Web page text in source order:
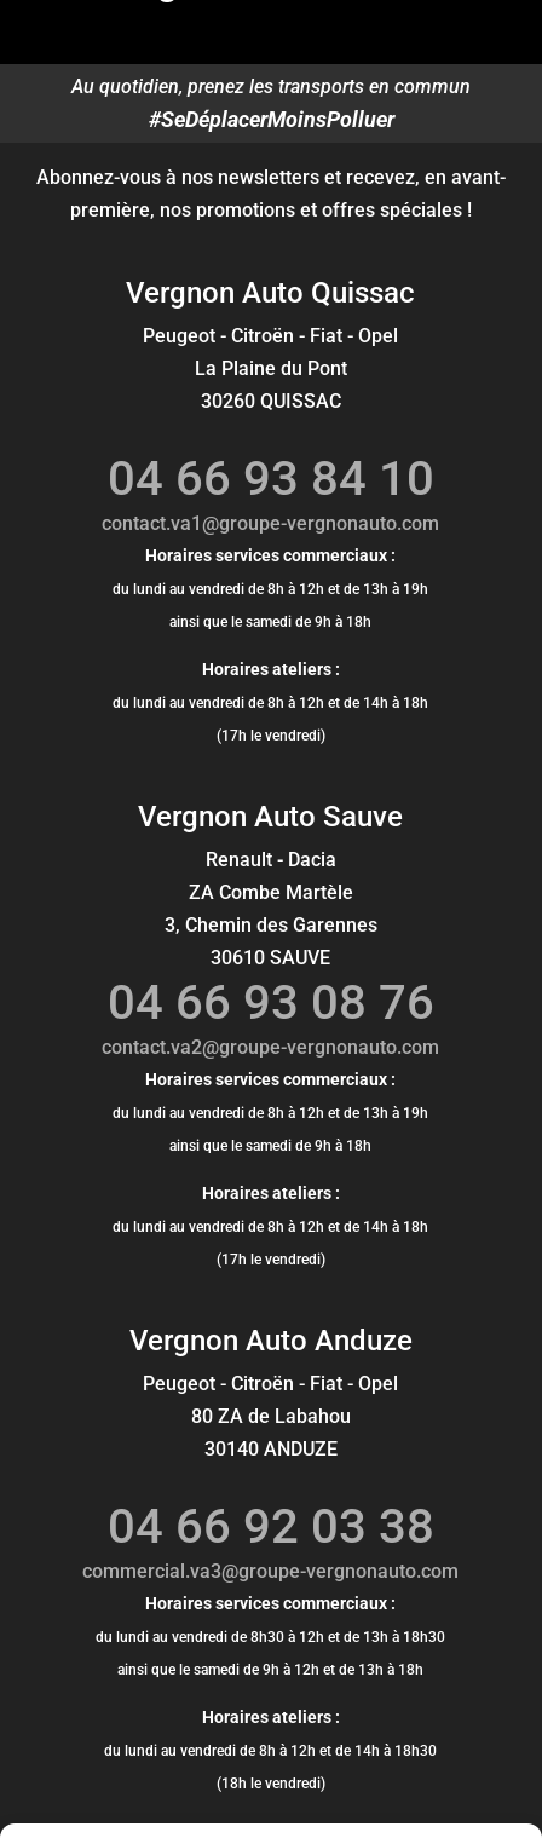
Au quotidien, prenez les transports en commun
#SeDéplacerMoinsPolluer
Abonnez-vous à nos newsletters et recevez, en avant-
première, nos promotions et offres spéciales !
Vergnon Auto Quissac
Peugeot - Citroën - Fiat - Opel
La Plaine du Pont
30260 QUISSAC
04 66 93 84 10
contact.va1@groupe-vergnonauto.com
Horaires services commerciaux :
du lundi au vendredi de 8h à 12h et de 13h à 19h
ainsi que le samedi de 9h à 18h
Horaires ateliers :
du lundi au vendredi de 8h à 12h et de 14h à 18h
(17h le vendredi)
Vergnon Auto Sauve
Renault - Dacia
ZA Combe Martèle
3, Chemin des Garennes
30610 SAUVE
04 66 93 08 76
contact.va2@groupe-vergnonauto.com
Horaires services commerciaux :
du lundi au vendredi de 8h à 12h et de 13h à 19h
ainsi que le samedi de 9h à 18h
Horaires ateliers :
du lundi au vendredi de 8h à 12h et de 14h à 18h
(17h le vendredi)
Vergnon Auto Anduze
Peugeot - Citroën - Fiat - Opel
80 ZA de Labahou
30140 ANDUZE
04 66 92 03 38
commercial.va3@groupe-vergnonauto.com
Horaires services commerciaux :
du lundi au vendredi de 8h30 à 12h et de 13h à 18h30
ainsi que le samedi de 9h à 12h et de 13h à 18h
Horaires ateliers :
du lundi au vendredi de 8h à 12h et de 14h à 18h30
(18h le vendredi)